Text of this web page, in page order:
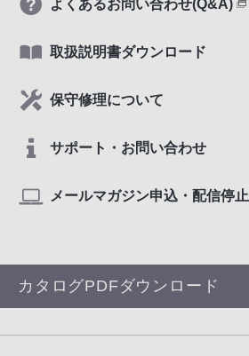
よくあるお問い合わせ(Q&A)
取扱説明書ダウンロード
保守修理について
サポート・お問い合わせ
メールマガジン申込・配信停止
カタログPDFダウンロード